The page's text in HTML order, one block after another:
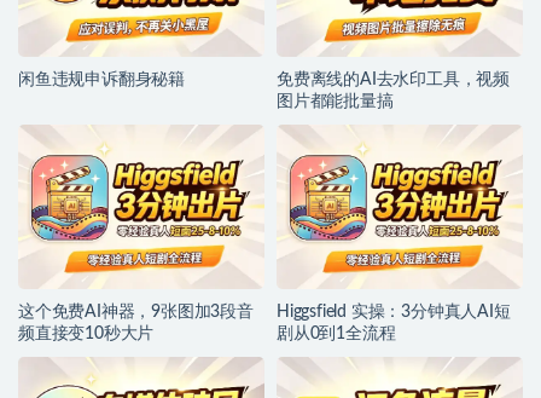
闲鱼违规申诉翻身秘籍
免费离线的AI去水印工具，视频
图片都能批量搞
这个免费AI神器，9张图加3段音
频直接变10秒大片
Higgsfield 实操：3分钟真人AI短
剧从0到1全流程